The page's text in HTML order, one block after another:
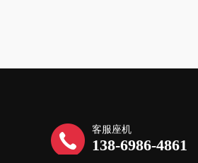
客服座机
138-6986-4861